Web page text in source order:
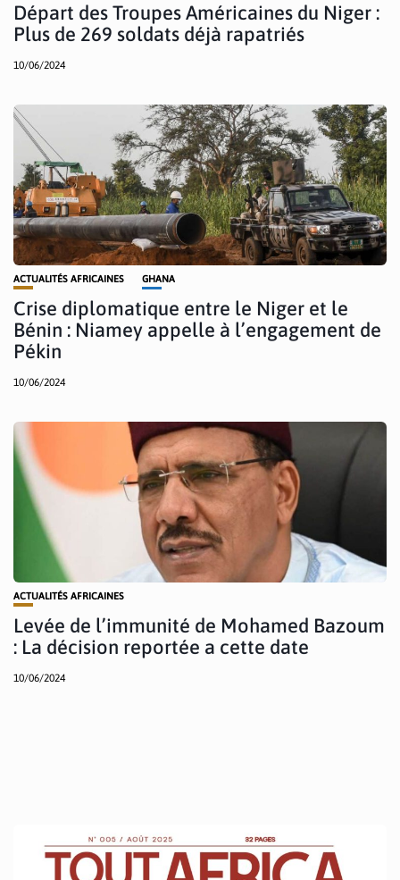
Départ des Troupes Américaines du Niger :
Plus de 269 soldats déjà rapatriés
10/06/2024
ACTUALITÉS AFRICAINES GHANA
Crise diplomatique entre le Niger et le
Bénin : Niamey appelle à l’engagement de
Pékin
10/06/2024
ACTUALITÉS AFRICAINES
Levée de l’immunité de Mohamed Bazoum
: La décision reportée a cette date
10/06/2024